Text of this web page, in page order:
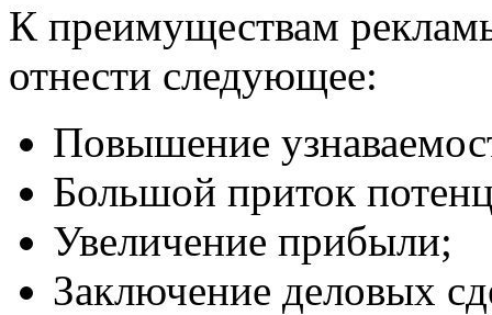
К преимуществам
отнести следующее:
Повышение
Большой приток
Увеличение прибыли;
Заключение деловых